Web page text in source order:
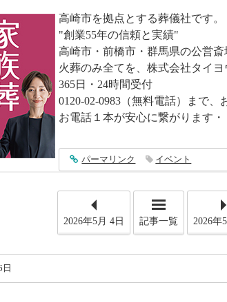
高崎市を拠点とする葬儀社です。
"創業55年の信頼と実績"
高崎市・前橋市・群馬県の公営
火葬のみ全てを、株式会社タイヨ
365日・24時間受付
0120-02-0983（無料電話）まで、
お電話１本が安心に繋がります・
entry5244
パーマリンク イベント
2026年5月 4日 記事一覧 2026年